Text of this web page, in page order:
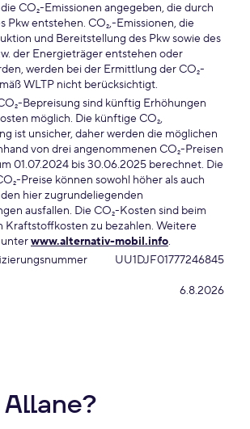
CO₂-Emissionen angegeben, die durch
Pkw entstehen. CO₂,-Emissionen, die
und Bereitstellung des Pkw sowie des
der Energieträger entstehen oder
werden bei der Ermittlung der CO₂-
WLTP nicht berücksichtigt.
Bepreisung sind künftig Erhöhungen
möglich. Die künftige CO₂,
ist unsicher, daher werden die möglichen
von drei angenommenen CO₂-Preisen
01.07.2024 bis 30.06.2025 berechnet. Die
Preise können sowohl höher als auch
hier zugrundeliegenden
ausfallen. Die CO₂-Kosten sind beim
Kraftstoffkosten zu bezahlen. Weitere
www.alternativ-mobil.info.
UU1DJF01777246845
6.8.2026